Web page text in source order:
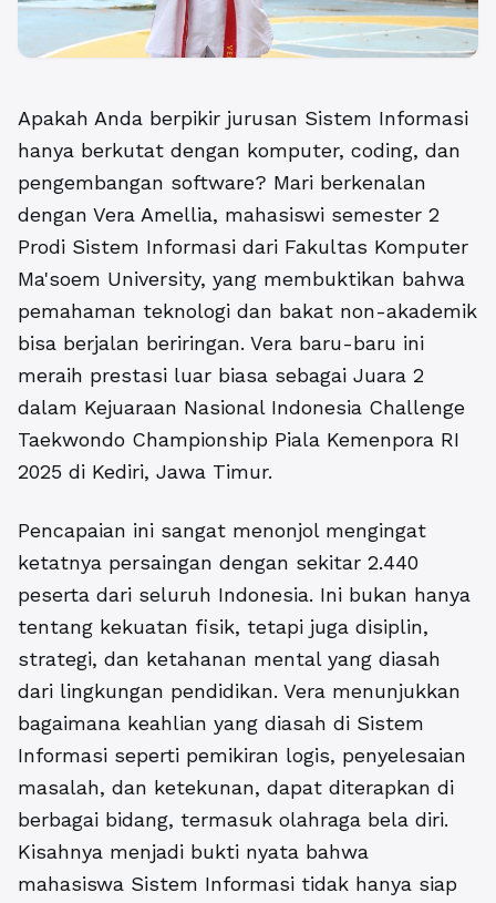
Apakah Anda berpikir jurusan Sistem Informasi
hanya berkutat dengan komputer, coding, dan
pengembangan software? Mari berkenalan
dengan Vera Amellia, mahasiswi semester 2
Prodi Sistem Informasi dari Fakultas Komputer
Ma'soem University, yang membuktikan bahwa
pemahaman teknologi dan bakat non-akademik
bisa berjalan beriringan. Vera baru-baru ini
meraih prestasi luar biasa sebagai Juara 2
dalam Kejuaraan Nasional Indonesia Challenge
Taekwondo Championship Piala Kemenpora RI
2025 di Kediri, Jawa Timur.
Pencapaian ini sangat menonjol mengingat
ketatnya persaingan dengan sekitar 2.440
peserta dari seluruh Indonesia. Ini bukan hanya
tentang kekuatan fisik, tetapi juga disiplin,
strategi, dan ketahanan mental yang diasah
dari lingkungan pendidikan. Vera menunjukkan
bagaimana keahlian yang diasah di Sistem
Informasi seperti pemikiran logis, penyelesaian
masalah, dan ketekunan, dapat diterapkan di
berbagai bidang, termasuk olahraga bela diri.
Kisahnya menjadi bukti nyata bahwa
mahasiswa Sistem Informasi tidak hanya siap